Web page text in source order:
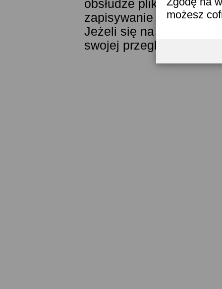
możesz
obsłudze plików
zapisywanie ich w
Jeżeli się na to nie
swojej przeglądarki.